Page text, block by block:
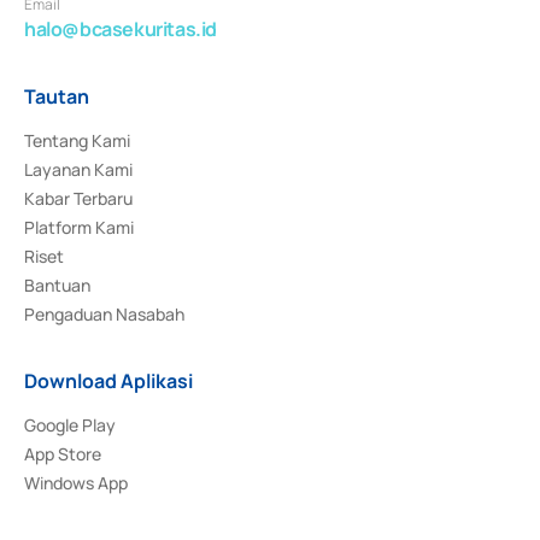
Email
halo@bcasekuritas.id
Tautan
Tentang Kami
Layanan Kami
Kabar Terbaru
Platform Kami
Riset
Bantuan
Pengaduan Nasabah
Download Aplikasi
Google Play
App Store
Windows App